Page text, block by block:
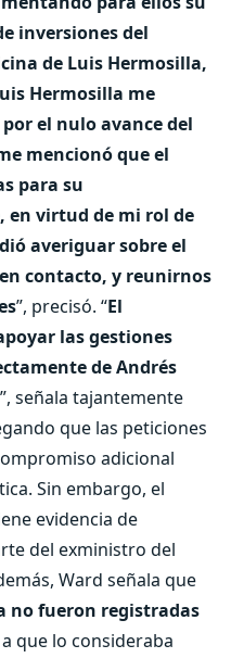
inversiones del
de Luis Hermosilla,
Hermosilla me
el nulo avance del
mencionó que el
para su
virtud de mi rol de
averiguar sobre el
contacto, y reunirnos
”, precisó. “El
las gestiones
de Andrés
”, señala tajantemente
que las peticiones
adicional
Sin embargo, el
evidencia de
del exministro del
Ward señala que
no fueron registradas
que lo consideraba